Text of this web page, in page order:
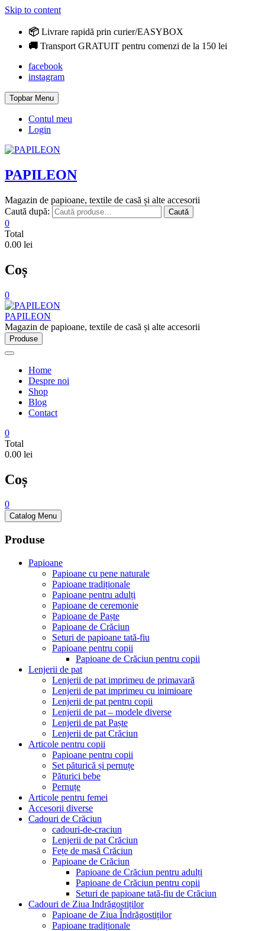
Skip to content
📦 Livrare rapidă prin curier/EASYBOX
🚚 Transport GRATUIT pentru comenzi de la 150 lei
facebook
instagram
Topbar Menu
Contul meu
Login
PAPILEON
Magazin de papioane, textile de casă și alte accesorii
Caută după:
Caută
0
Total
0.00 lei
Coș
0
PAPILEON
Magazin de papioane, textile de casă și alte accesorii
Produse
Home
Despre noi
Shop
Blog
Contact
0
Total
0.00 lei
Coș
0
Catalog Menu
Produse
Papioane
Papioane cu pene naturale
Papioane tradiționale
Papioane pentru adulți
Papioane de ceremonie
Papioane de Paște
Papioane de Crăciun
Seturi de papioane tată-fiu
Papioane pentru copii
Papioane de Crăciun pentru copii
Lenjerii de pat
Lenjerii de pat imprimeu de primavară
Lenjerii de pat imprimeu cu inimioare
Lenjerii de pat pentru copii
Lenjerii de pat – modele diverse
Lenjerii de pat Paște
Lenjerii de pat Crăciun
Articole pentru copii
Papioane pentru copii
Set păturică și pernuțe
Păturici bebe
Pernuțe
Articole pentru femei
Accesorii diverse
Cadouri de Crăciun
cadouri-de-craciun
Lenjerii de pat Crăciun
Fețe de masă Crăciun
Papioane de Crăciun
Papioane de Crăciun pentru adulți
Papioane de Crăciun pentru copii
Seturi de papioane tată-fiu de Crăciun
Cadouri de Ziua Indrăgostiților
Papioane de Ziua Îndrăgostiților
Papioane tradiționale